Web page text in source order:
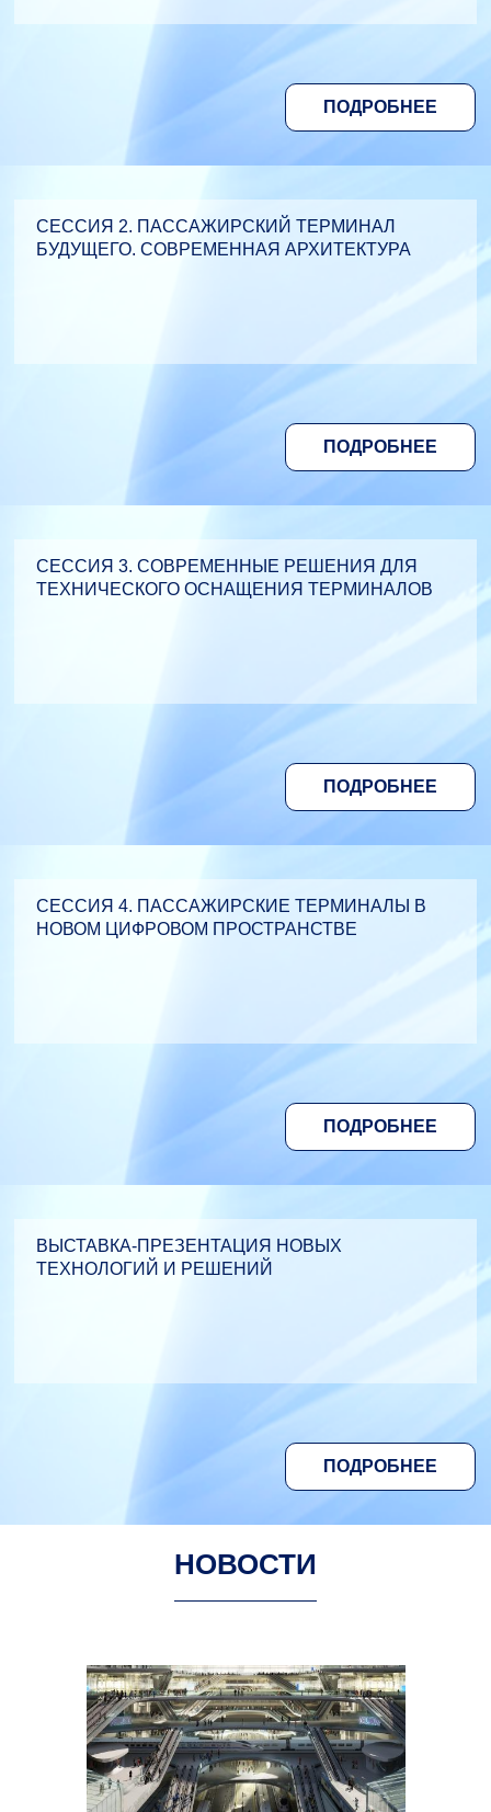
ПОДРОБНЕЕ
СЕССИЯ 2. ПАССАЖИРСКИЙ ТЕРМИНАЛ
БУДУЩЕГО. СОВРЕМЕННАЯ АРХИТЕКТУРА
ПОДРОБНЕЕ
СЕССИЯ 3. СОВРЕМЕННЫЕ РЕШЕНИЯ ДЛЯ
ТЕХНИЧЕСКОГО ОСНАЩЕНИЯ ТЕРМИНАЛОВ
ПОДРОБНЕЕ
СЕССИЯ 4. ПАССАЖИРСКИЕ ТЕРМИНАЛЫ В
НОВОМ ЦИФРОВОМ ПРОСТРАНСТВЕ
ПОДРОБНЕЕ
ВЫСТАВКА-ПРЕЗЕНТАЦИЯ НОВЫХ
ТЕХНОЛОГИЙ И РЕШЕНИЙ
ПОДРОБНЕЕ
НОВОСТИ